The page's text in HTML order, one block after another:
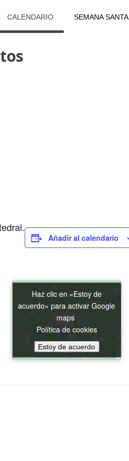
CALENDARIO SEMANA SANTA
Añadir al calendario
Haz clic en «Estoy de
acuerdo» para activar Google
maps
Política de cookies
Estoy de acuerdo
Haz clic en «Estoy de
acuerdo» para activar Google
maps
Política de cookies
Estoy de acuerdo